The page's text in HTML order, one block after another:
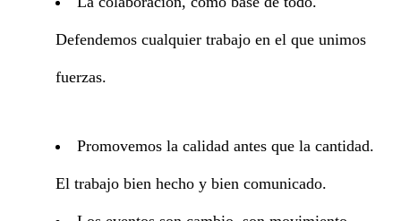
Defendemos cualquier trabajo en el que unimos
fuerzas.
Promovemos la calidad antes que la cantidad.
El trabajo bien hecho y bien comunicado.